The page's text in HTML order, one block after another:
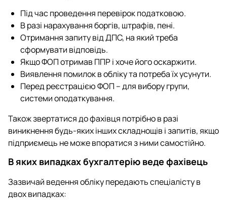
Під час проведення перевірок податковою.
В разі нарахування боргів, штрафів, пені.
Отримання запиту від ДПС, на який треба
сформувати відповідь.
Якщо ФОП отримав ППР і хоче його оскаржити.
Виявлення помилок в обліку та потреба їх усунути.
Перед реєстрацією ФОП – для вибору групи,
системи оподаткування.
Також звертатися до фахівця потрібно в разі
виникнення будь-яких інших складнощів і запитів, якщо
підприємець не може впоратися з ними самостійно.
В яких випадках бухгалтерію веде фахівець
Зазвичай ведення обліку передають спеціалісту в
двох випадках: